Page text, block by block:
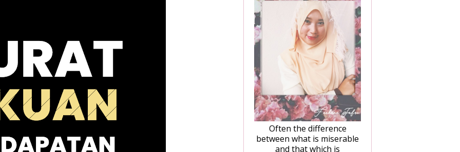
Often the difference
between what is miserable
and that which is